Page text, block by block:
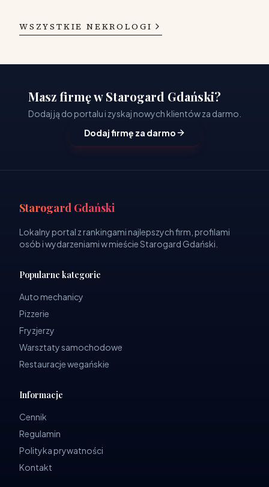
WSZYSTKIE NEKROLOGI
Masz firmę w Starogard Gdański?
Dodaj ją do portalu i zyskaj nowych klientów za darmo.
Dodaj firmę za darmo
Starogard Gdański
Lokalny portal z rankingami najlepszych firm, profilami
osób i wydarzeniami w mieście Starogard Gdański.
Popularne kategorie
Auto mechanicy
Pizzerie
Fryzjerzy
Warsztaty samochodowe
Restauracje wegańskie
Informacje
Cennik
Regulamin
Polityka prywatności
Kontakt